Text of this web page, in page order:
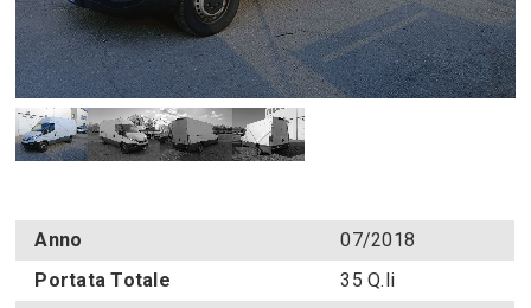
Anno
07/2018
Portata Totale
35 Q.li